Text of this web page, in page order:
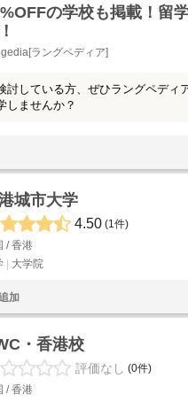
の学校も掲載！留
ラングペディア]
討している方、ぜひラングペディ
しませんか？
城市大学
4.50 (1件)
/ 香港
大学院
加
・香港校
評価なし (0件)
/ 香港